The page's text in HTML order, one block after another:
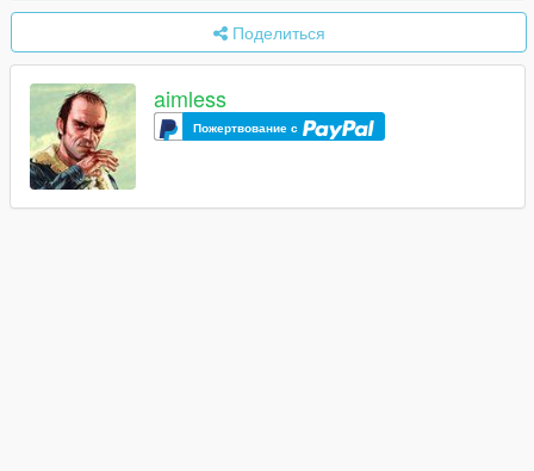
Поделиться
aimless
Пожертвование с